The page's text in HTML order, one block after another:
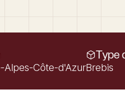
Alpes-Côte-d'Azur
Type
Brebis